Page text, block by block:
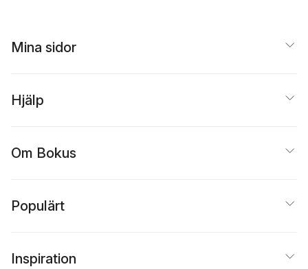
Mina sidor
Hjälp
Om Bokus
Populärt
Inspiration